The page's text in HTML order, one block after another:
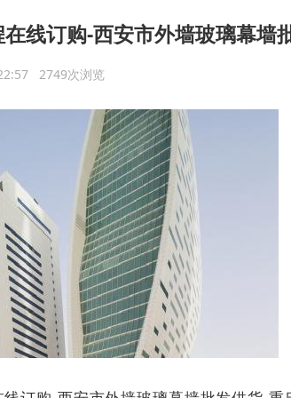
线订购-西安市外墙玻璃幕墙
2749次浏览